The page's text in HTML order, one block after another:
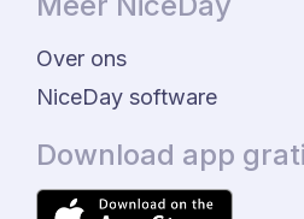
Over ons
NiceDay software
Download app